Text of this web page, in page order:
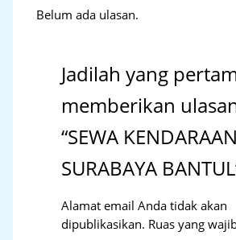
Belum ada ulasan.
Jadilah yang
memberikan
“SEWA KENDARAAN
SURABAYA
Alamat email Anda tidak akan
dipublikasikan. Ruas yang